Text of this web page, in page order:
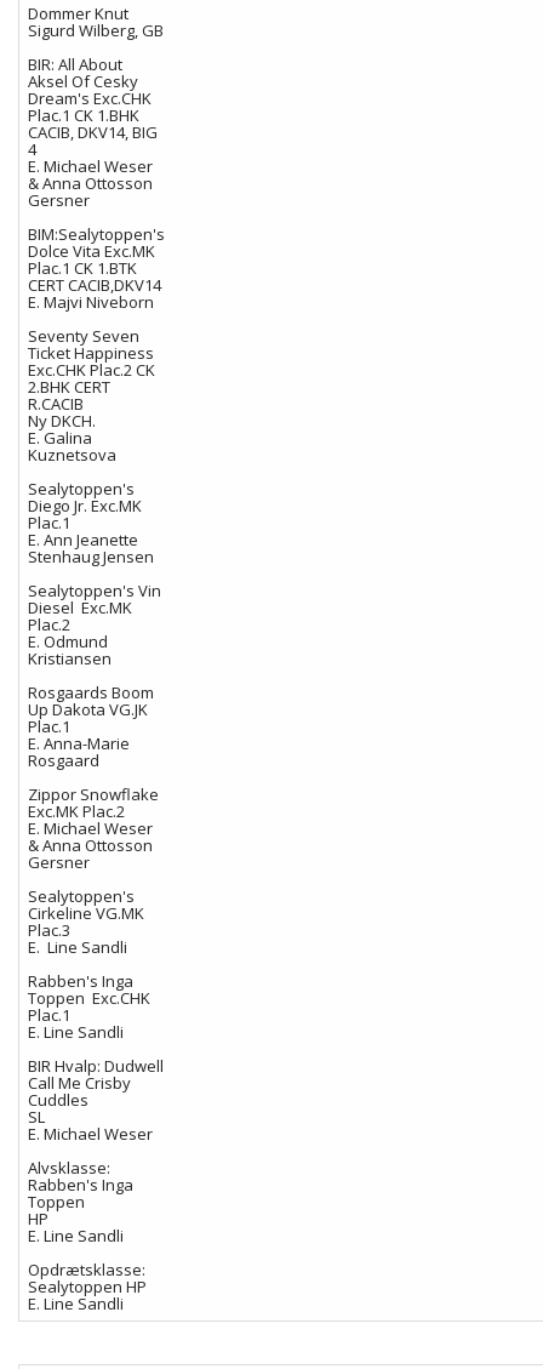
Dommer Knut
Sigurd Wilberg, GB
BIR: All About
Aksel Of Cesky
Dream's Exc.CHK
Plac.1 CK 1.BHK
CACIB, DKV14, BIG
4
E. Michael Weser
& Anna Ottosson
Gersner
BIM:Sealytoppen's
Dolce Vita Exc.MK
Plac.1 CK 1.BTK
CERT CACIB,DKV14
E. Majvi Niveborn
Seventy Seven
Ticket Happiness
Exc.CHK Plac.2 CK
2.BHK CERT
R.CACIB
Ny DKCH.
E. Galina
Kuznetsova
Sealytoppen's
Diego Jr. Exc.MK
Plac.1
E. Ann Jeanette
Stenhaug Jensen
Sealytoppen's Vin
Diesel Exc.MK
Plac.2
E. Odmund
Kristiansen
Rosgaards Boom
Up Dakota VG.JK
Plac.1
E. Anna-Marie
Rosgaard
Zippor Snowflake
Exc.MK Plac.2
E. Michael Weser
& Anna Ottosson
Gersner
Sealytoppen's
Cirkeline VG.MK
Plac.3
E. Line Sandli
Rabben's Inga
Toppen Exc.CHK
Plac.1
E. Line Sandli
BIR Hvalp: Dudwell
Call Me Crisby
Cuddles
SL
E. Michael Weser
Alvsklasse:
Rabben's Inga
Toppen
HP
E. Line Sandli
Opdrætsklasse:
Sealytoppen HP
E. Line Sandli